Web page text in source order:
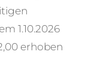
1.10.2026
erhoben